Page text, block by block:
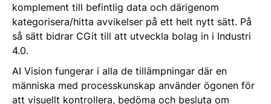
komplement till befintlig data och därigenom
kategorisera/hitta avvikelser på ett helt nytt sätt. På
så sätt bidrar CGit till att utveckla bolag in i Industri
4.0.
AI Vision fungerar i alla de tillämpningar där en
människa med processkunskap använder ögonen för
att visuellt kontrollera, bedöma och besluta om